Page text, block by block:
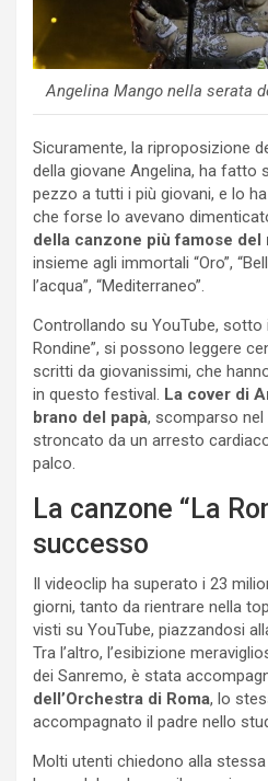
Angelina Mango nella serata
Sicuramente, la riproposizione
della giovane Angelina, ha fatto
pezzo a tutti i più giovani, e lo
che forse lo avevano
della canzone più famose
insieme agli immortali “Oro”,
l’acqua”, “Mediterraneo”.
Controllando su YouTube, sotto
Rondine”, si possono leggere
scritti da giovanissimi, che
in questo festival. La cover di
brano del papà, scomparso nel
stroncato da un arresto
palco.
La canzone “La
successo
Il videoclip ha superato i 23
giorni, tanto da rientrare nella
visti su YouTube, piazzandosi
Tra l’altro, l’esibizione
dei Sanremo, è stata
dell’Orchestra di Roma, lo
accompagnato il padre nello
Molti utenti chiedono alla